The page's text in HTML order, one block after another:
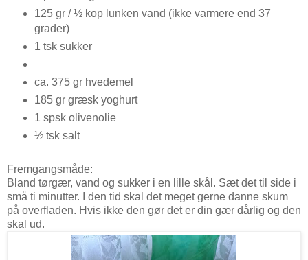
125 gr / ½ kop lunken vand (ikke varmere end 37
grader)
1 tsk sukker
ca. 375 gr hvedemel
185 gr græsk yoghurt
1 spsk olivenolie
½ tsk salt
Fremgangsmåde:
Bland tørgær, vand og sukker i en lille skål. Sæt det til side i
små ti minutter. I den tid skal det meget gerne danne skum
på overfladen. Hvis ikke den gør det er din gær dårlig og den
skal ud.